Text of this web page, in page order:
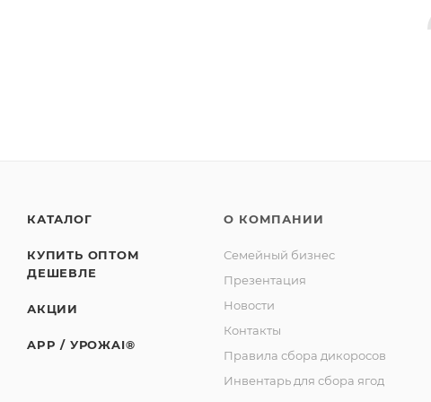
КАТАЛОГ
КУПИТЬ ОПТОМ
ДЕШЕВЛЕ
АКЦИИ
APP / УРОЖAI®
О КОМПАНИИ
Семейный бизнес
Презентация
Новости
Контакты
Правила сбора дикоросов
Инвентарь для сбора ягод